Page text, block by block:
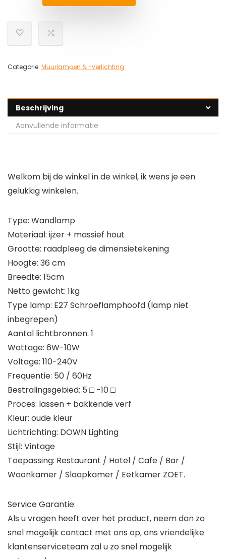
Categorie: Muurlampen & -verlichting
Beschrijving
Aanvullende informatie
Welkom bij de winkel in de winkel, ik wens je een
gelukkig winkelen.
Type: Wandlamp
Materiaal: ijzer + massief hout
Grootte: raadpleeg de dimensietekening
Hoogte: 36 cm
Breedte: 15cm
Netto gewicht: 1kg
Type lamp: E27 Schroeflamphoofd (lamp niet
inbegrepen)
Aantal lichtbronnen: 1
Wattage: 6W-10W
Voltage: 110-240V
Frequentie: 50 / 60Hz
Bestralingsgebied: 5 □ -10 □
Proces: lassen + bakkende verf
Kleur: oude kleur
Lichtrichting: DOWN Lighting
Stijl: Vintage
Toepassing: Restaurant / Hotel / Cafe / Bar /
Woonkamer / Slaapkamer / Eetkamer ZOET.
Service Garantie:
Als u vragen heeft over het product, neem dan zo
snel mogelijk contact met ons op, ons vriendelijke
klantenserviceteam zal u zo snel mogelijk